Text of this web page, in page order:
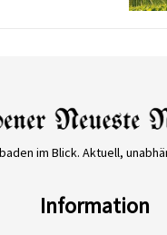
im Blick. Aktuell,
Information